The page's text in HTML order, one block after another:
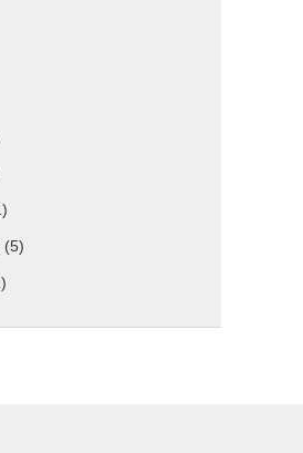
(5)